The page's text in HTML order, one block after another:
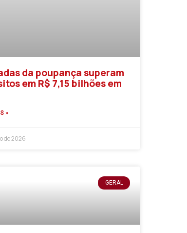
da poupança superam
em R$ 7,15 bilhões em
»
de 2026
GERAL